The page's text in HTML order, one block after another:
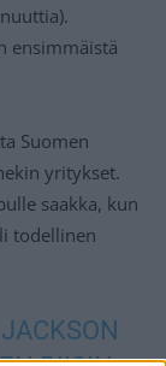
ensimmäistä
Suomen
yritykset.
saakka, kun
todellinen